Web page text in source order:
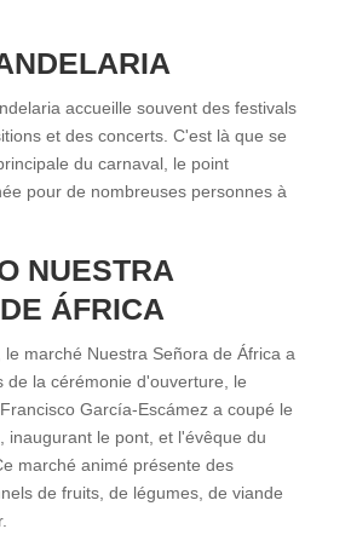
accueille souvent des festivals
et des concerts. C'est là que se
du carnaval, le point
pour de nombreuses personnes à
NUESTRA
ÁFRICA
marché Nuestra Señora de África a
de la cérémonie d'ouverture, le
García-Escámez a coupé le
inaugurant le pont, et l'évêque du
marché animé présente des
de fruits, de légumes, de viande